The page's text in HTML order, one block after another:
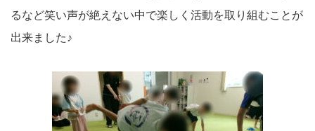
るなど笑い声が絶えない中で楽しく活動を取り組むことが
出来ました♪